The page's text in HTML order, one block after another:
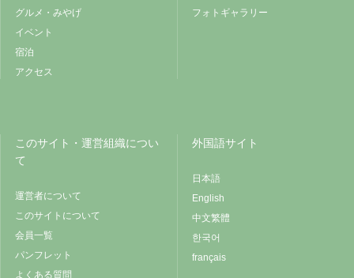
グルメ・みやげ
イベント
宿泊
アクセス
フォトギャラリー
このサイト・運営組織につい
て
運営者について
このサイトについて
会員一覧
パンフレット
よくある質問
外国語サイト
日本語
English
中文繁體
한국어
français